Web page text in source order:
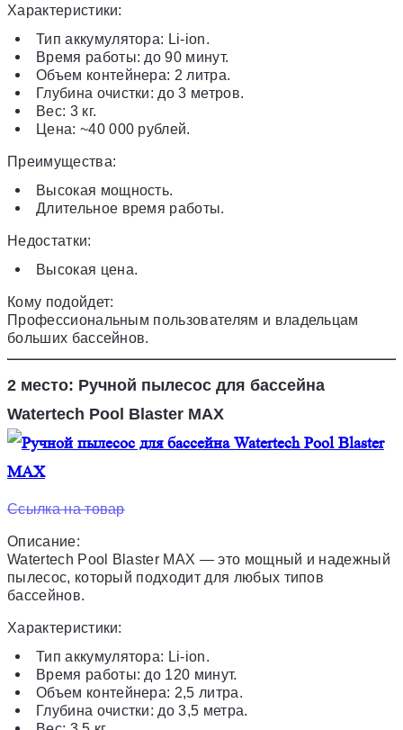
Характеристики:
Тип аккумулятора: Li-ion.
Время работы: до 90 минут.
Объем контейнера: 2 литра.
Глубина очистки: до 3 метров.
Вес: 3 кг.
Цена: ~40 000 рублей.
Преимущества:
Высокая мощность.
Длительное время работы.
Недостатки:
Высокая цена.
Кому подойдет:
Профессиональным пользователям и владельцам
больших бассейнов.
2 место: Ручной пылесос для бассейна
Watertech Pool Blaster MAX
Ссылка на товар
Описание:
Watertech Pool Blaster MAX — это мощный и надежный
пылесос, который подходит для любых типов
бассейнов.
Характеристики:
Тип аккумулятора: Li-ion.
Время работы: до 120 минут.
Объем контейнера: 2,5 литра.
Глубина очистки: до 3,5 метра.